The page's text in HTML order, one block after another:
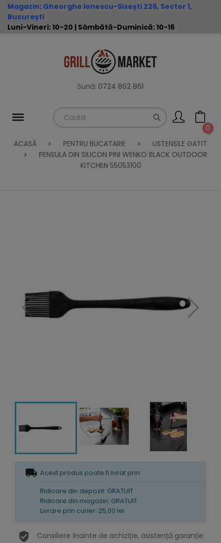
Magazin: Gheorghe Ionescu-Sisești 226, Sector 1,
București
Luni-Vineri: 10-20 | Sâmbătă-Duminică: 10-16
Sună: 0724 862 861
0
ACASĂ
PENTRU BUCATARIE
USTENSILE GATIT
PENSULA DIN SILICON PINI WENKO BLACK OUTDOOR
KITCHEN 55053100
Acest produs poate fi livrat prin:
Ridicare din depozit: GRATUIT
Ridicare din magazin: GRATUIT
Livrare prin curier: 25,00 lei
Consiliere înainte de achiziție, asistență garanție